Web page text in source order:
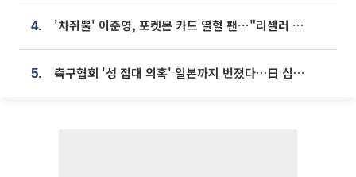
4. '차쥐뿔' 이준영, 포켓몬 카드 열혈 팬⋯"리셀러 처단할 것"
5. 축구협회 '성 접대 의혹' 일본까지 번졌다…日 심판 실명 공개